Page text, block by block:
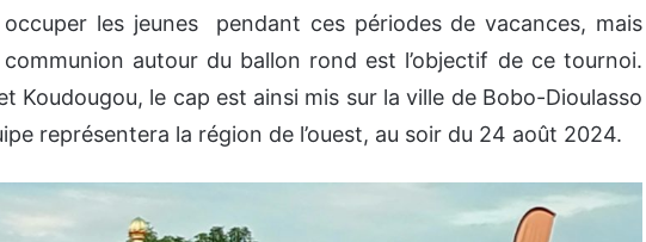
les jeunes pendant ces périodes de vacances, mais
autour du ballon rond est l’objectif de ce tournoi.
Koudougou, le cap est ainsi mis sur la ville de Bobo-Dioulasso
représentera la région de l’ouest, au soir du 24 août 2024.